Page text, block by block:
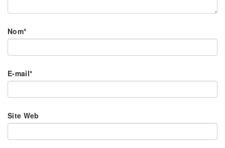
Nom*
E-mail*
Site Web